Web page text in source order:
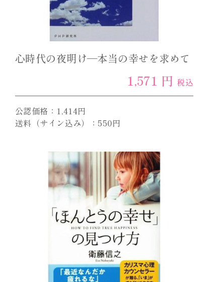
心時代の夜明け―本当の幸せを求めて
1,571 円 税込
公認価格：1,414円
送料（サイン込み）：550円